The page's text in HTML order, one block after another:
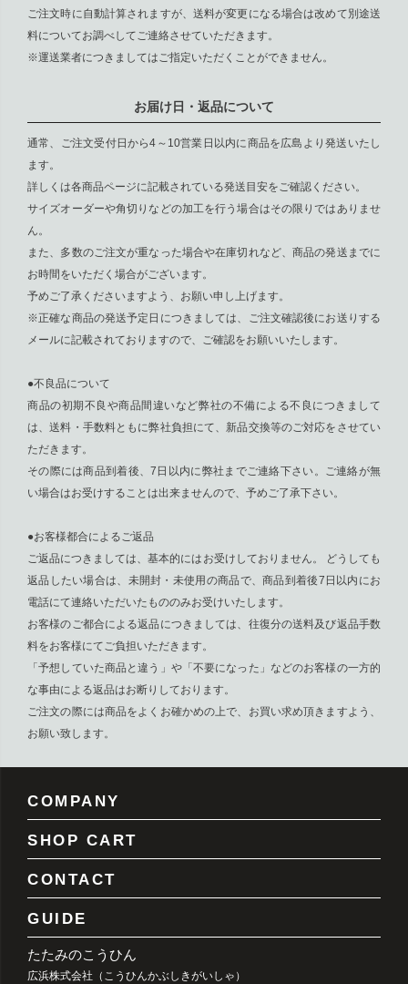
ご注文時に自動計算されますが、送料が変更になる場合は改めて別途送
料についてお調べしてご連絡させていただきます。
※運送業者につきましてはご指定いただくことができません。
お届け日・返品について
通常、ご注文受付日から4～10営業日以内に商品を広島より発送いたし
ます。
詳しくは各商品ページに記載されている発送目安をご確認ください。
サイズオーダーや角切りなどの加工を行う場合はその限りではありませ
ん。
また、多数のご注文が重なった場合や在庫切れなど、商品の発送までに
お時間をいただく場合がございます。
予めご了承くださいますよう、お願い申し上げます。
※正確な商品の発送予定日につきましては、ご注文確認後にお送りする
メールに記載されておりますので、ご確認をお願いいたします。
●不良品について
商品の初期不良や商品間違いなど弊社の不備による不良につきまして
は、送料・手数料ともに弊社負担にて、新品交換等のご対応をさせてい
ただきます。
その際には商品到着後、7日以内に弊社までご連絡下さい。ご連絡が無
い場合はお受けすることは出来ませんので、予めご了承下さい。
●お客様都合によるご返品
ご返品につきましては、基本的にはお受けしておりません。 どうしても
返品したい場合は、未開封・未使用の商品で、商品到着後7日以内にお
電話にて連絡いただいたもののみお受けいたします。
お客様のご都合による返品につきましては、往復分の送料及び返品手数
料をお客様にてご負担いただきます。
「予想していた商品と違う」や「不要になった」などのお客様の一方的
な事由による返品はお断りしております。
ご注文の際には商品をよくお確かめの上で、お買い求め頂きますよう、
お願い致します。
COMPANY
SHOP CART
CONTACT
GUIDE
たたみのこうひん
広浜株式会社（こうひんかぶしきがいしゃ）